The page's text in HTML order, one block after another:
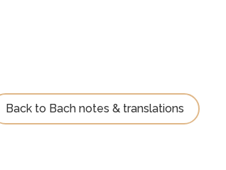
Back to Bach notes & translations